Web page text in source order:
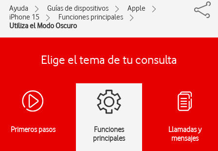
Ayuda Guías de dispositivos
Apple
iPhone 15
Funciones principales
Utiliza el Modo Oscuro
Elige el tema de tu consulta
Primeros pasos
Funciones
principales
Llamadas y
mensajes